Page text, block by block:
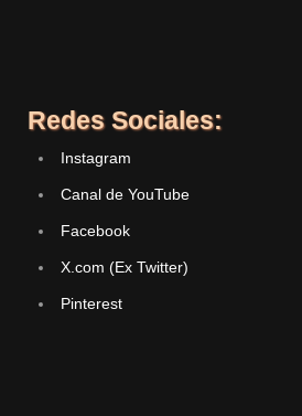
Redes Sociales:
Instagram
Canal de YouTube
Facebook
X.com (Ex Twitter)
Pinterest